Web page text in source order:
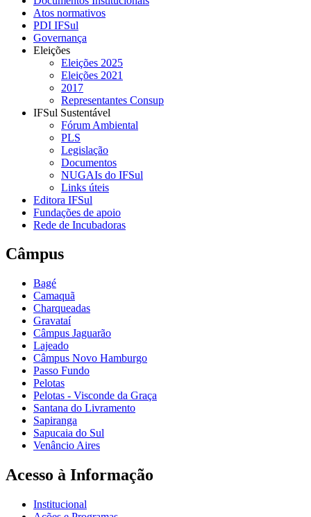
Atos normativos
PDI IFSul
Governança
Eleições
Eleições 2025
Eleições 2021
2017
Representantes Consup
IFSul Sustentável
Fórum Ambiental
PLS
Legislação
Documentos
NUGAIs do IFSul
Links úteis
Editora IFSul
Fundações de apoio
Rede de Incubadoras
Câmpus
Bagé
Camaquã
Charqueadas
Gravataí
Câmpus Jaguarão
Lajeado
Câmpus Novo Hamburgo
Passo Fundo
Pelotas
Pelotas - Visconde da Graça
Santana do Livramento
Sapiranga
Sapucaia do Sul
Venâncio Aires
Acesso à Informação
Institucional